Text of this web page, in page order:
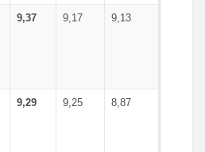
9,37 9,17 9,13
9,29 9,25 8,87